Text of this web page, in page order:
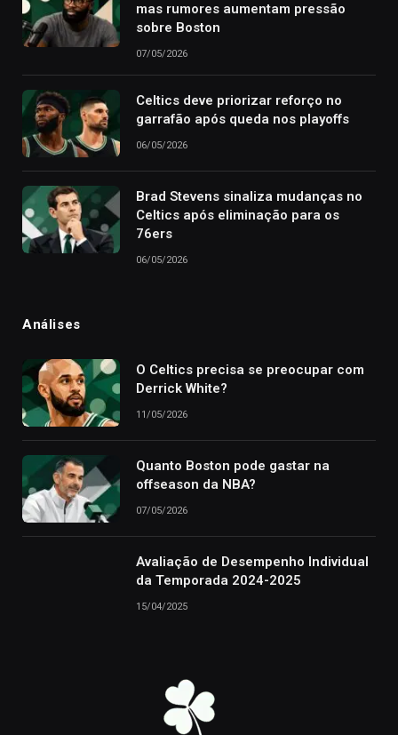
mas rumores aumentam pressão
sobre Boston
07/05/2026
Celtics deve priorizar reforço no
garrafão após queda nos playoffs
06/05/2026
Brad Stevens sinaliza mudanças no
Celtics após eliminação para os
76ers
06/05/2026
Análises
O Celtics precisa se preocupar com
Derrick White?
11/05/2026
Quanto Boston pode gastar na
offseason da NBA?
07/05/2026
Avaliação de Desempenho Individual
da Temporada 2024-2025
15/04/2025